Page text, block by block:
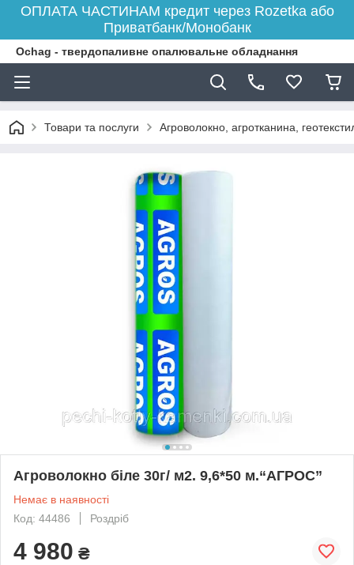
ОПЛАТА ЧАСТИНАМ кредит через Rozetka або
Приватбанк/Монобанк
Ochag - твердопаливне опалювальне обладнання
Товари та послуги Агроволокно, агротканина,
Агроволокно біле 30г/ м2. 9,6*50 м.“AГРОС”
Немає в наявності
Код: 44486
Роздріб
4 980 ₴